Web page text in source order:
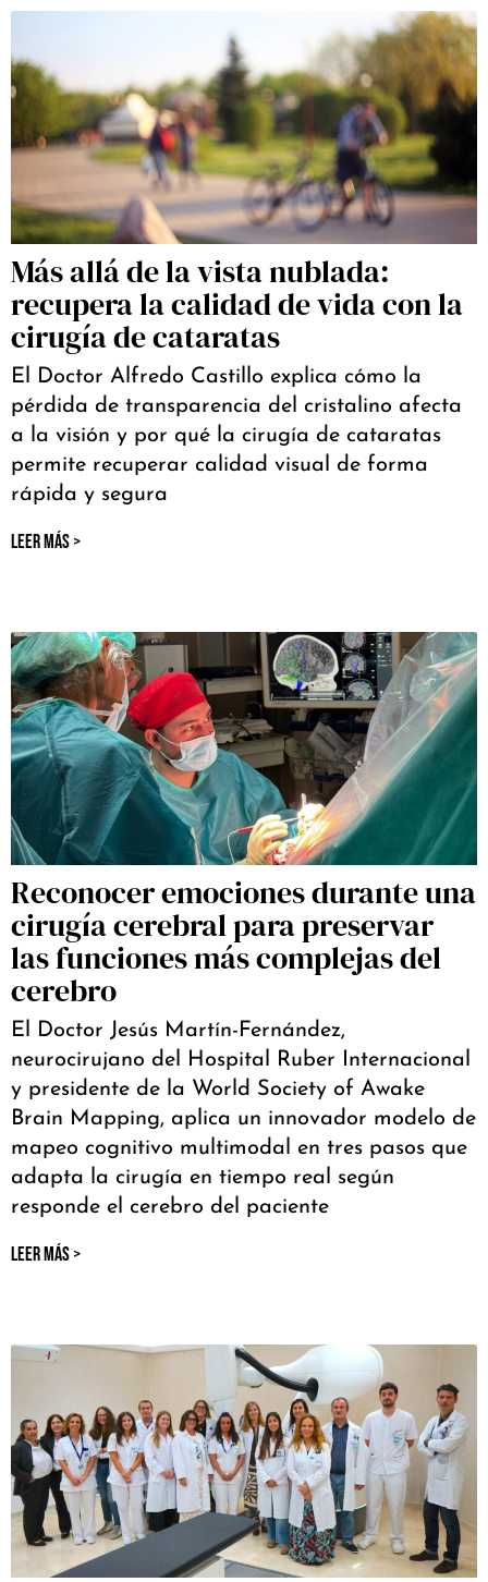
Más allá de la vista nublada:
recupera la calidad de vida con la
cirugía de cataratas
El Doctor Alfredo Castillo explica cómo la
pérdida de transparencia del cristalino afecta
a la visión y por qué la cirugía de cataratas
permite recuperar calidad visual de forma
rápida y segura
LEER MÁS >
Reconocer emociones durante una
cirugía cerebral para preservar
las funciones más complejas del
cerebro
El Doctor Jesús Martín-Fernández,
neurocirujano del Hospital Ruber Internacional
y presidente de la World Society of Awake
Brain Mapping, aplica un innovador modelo de
mapeo cognitivo multimodal en tres pasos que
adapta la cirugía en tiempo real según
responde el cerebro del paciente
LEER MÁS >